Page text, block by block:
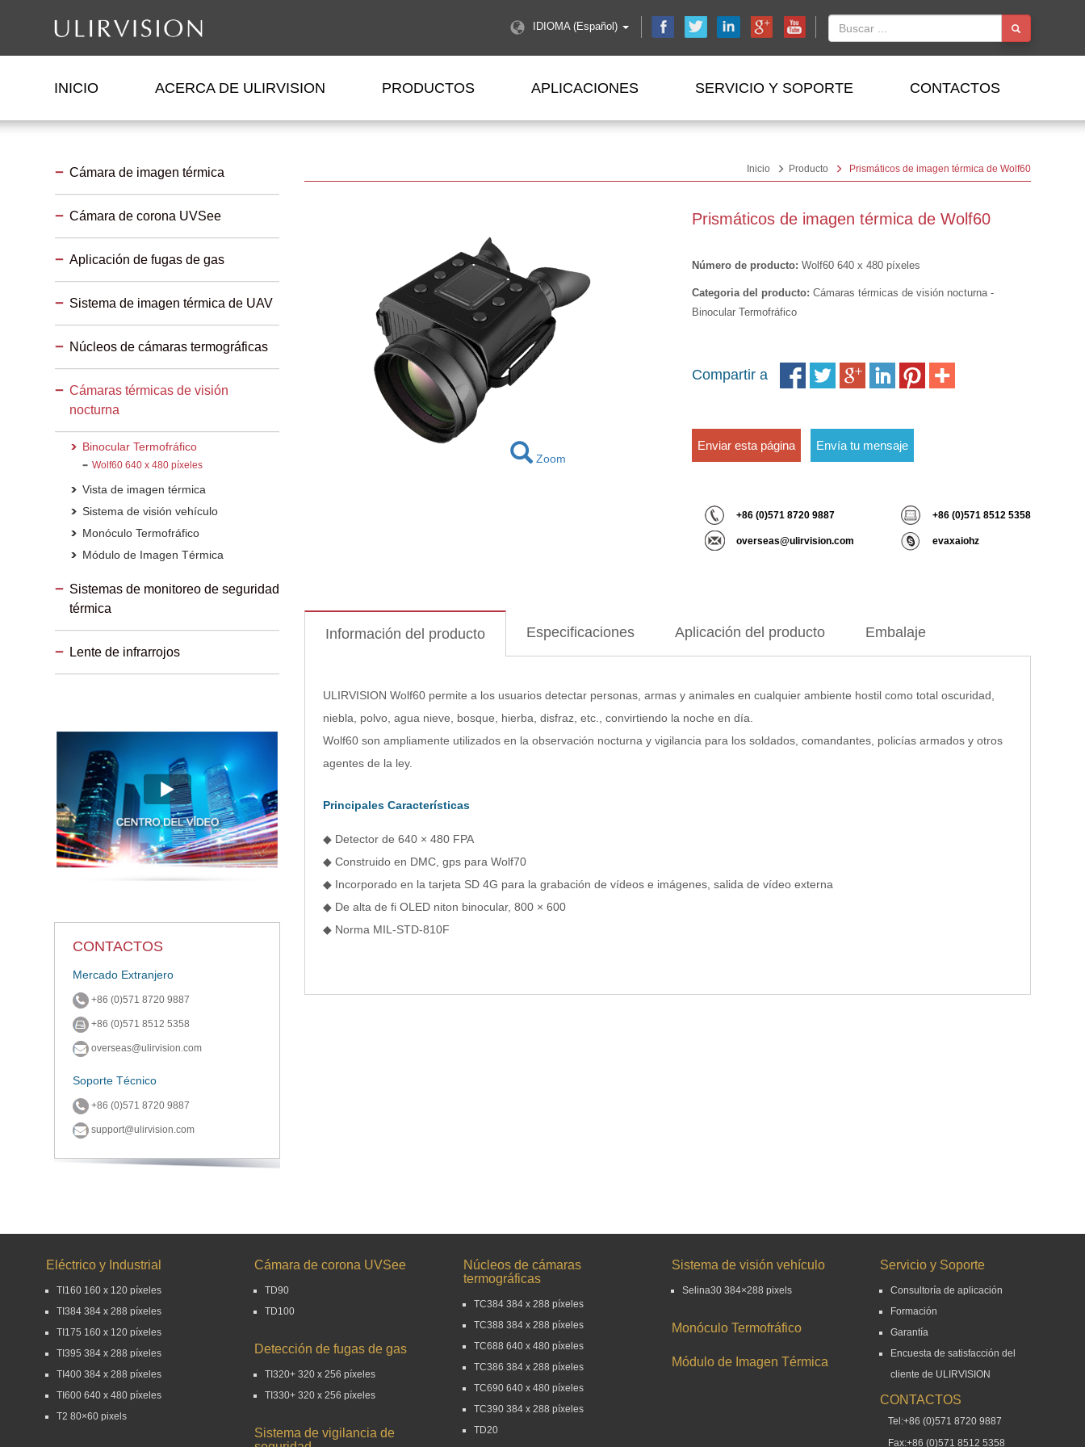
IDIOMA (Español)
INICIO ACERCA DE ULIRVISION PRODUCTOS APLICACIONES SERVICIO Y SOPORTE CONTACTOS
Inicio Producto Prismáticos de imagen térmica de Wolf60
Zoom
Prismáticos de imagen térmica de Wolf60
Número de producto: Wolf60 640 x 480 píxeles
Categoria del producto: Cámaras térmicas de visión nocturna -
Binocular Termofráfico
Compartir a
Enviar esta página Envía tu mensaje
+86 (0)571 8720 9887 +86 (0)571 8512 5358
overseas@ulirvision.com evaxaiohz
Información del producto Especificaciones Aplicación del producto Embalaje
ULIRVISION Wolf60 permite a los usuarios detectar personas, armas y animales en cualquier ambiente hostil como total oscuridad,
niebla, polvo, agua nieve, bosque, hierba, disfraz, etc., convirtiendo la noche en día.
Wolf60 son ampliamente utilizados en la observación nocturna y vigilancia para los soldados, comandantes, policías armados y otros
agentes de la ley.
Principales Características
◆ Detector de 640 × 480 FPA
◆ Construido en DMC, gps para Wolf70
◆ Incorporado en la tarjeta SD 4G para la grabación de vídeos e imágenes, salida de vídeo externa
◆ De alta de fi OLED niton binocular, 800 × 600
◆ Norma MIL-STD-810F
Cámara de imagen térmica
Cámara de corona UVSee
Aplicación de fugas de gas
Sistema de imagen térmica de UAV
Núcleos de cámaras termográficas
Cámaras térmicas de visión
nocturna
Binocular Termofráfico
Wolf60 640 x 480 píxeles
Vista de imagen térmica
Sistema de visión vehículo
Monóculo Termofráfico
Módulo de Imagen Térmica
Sistemas de monitoreo de seguridad
térmica
Lente de infrarrojos
CONTACTOS
Mercado Extranjero
+86 (0)571 8720 9887
+86 (0)571 8512 5358
overseas@ulirvision.com
Soporte Técnico
+86 (0)571 8720 9887
support@ulirvision.com
Eléctrico y Industrial
TI160 160 x 120 píxeles
TI384 384 x 288 píxeles
TI175 160 x 120 píxeles
TI395 384 x 288 píxeles
TI400 384 x 288 píxeles
TI600 640 x 480 píxeles
T2 80×60 pixels
Cámara de corona UVSee
TD90
TD100
Detección de fugas de gas
TI320+ 320 x 256 píxeles
TI330+ 320 x 256 píxeles
Sistema de vigilancia de
Núcleos de cámaras
termográficas
TC384 384 x 288 píxeles
TC388 384 x 288 píxeles
TC688 640 x 480 píxeles
TC386 384 x 288 píxeles
TC690 640 x 480 píxeles
TC390 384 x 288 píxeles
TD20
Sistema de visión vehículo
Selina30 384×288 pixels
Monóculo Termofráfico
Módulo de Imagen Térmica
Servicio y Soporte
Consultoría de aplicación
Formación
Garantía
Encuesta de satisfacción del
cliente de ULIRVISION
CONTACTOS
Tel:+86 (0)571 8720 9887
Fax:+86 (0)571 8512 5358